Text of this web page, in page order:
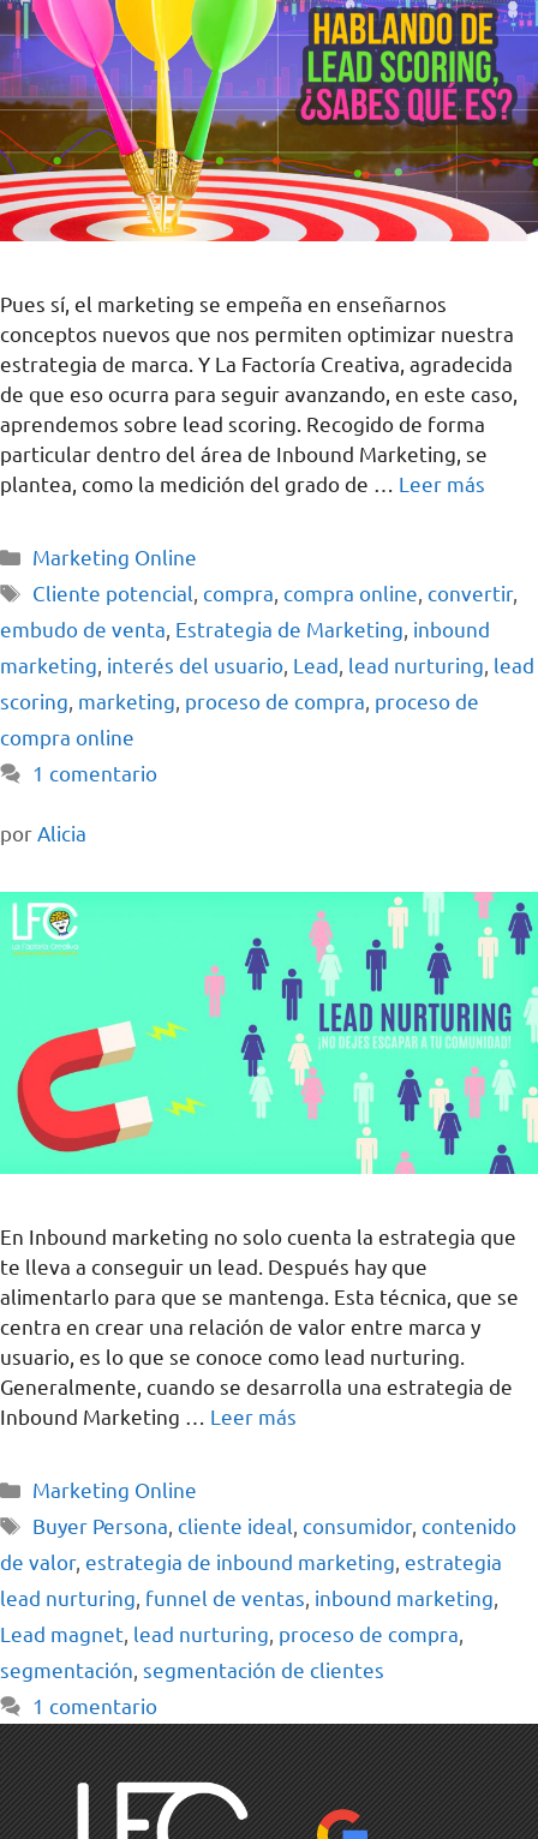
Pues sí, el marketing se empeña en enseñarnos
conceptos nuevos que nos permiten optimizar nuestra
estrategia de marca. Y La Factoría Creativa, agradecida
de que eso ocurra para seguir avanzando, en este caso,
aprendemos sobre lead scoring. Recogido de forma
particular dentro del área de Inbound Marketing, se
plantea, como la medición del grado de … Leer más
Marketing Online
Cliente potencial ,compra ,compra online ,convertir,
embudo de venta Estrategia de Marketing inbound
marketing interés del usuario Lead lead nurturing lead
scoring marketing proceso de compra proceso de
compra online
1 comentario
por Alicia
En Inbound marketing no solo cuenta la estrategia que
te lleva a conseguir un lead. Después hay que
alimentarlo para que se mantenga. Esta técnica, que se
centra en crear una relación de valor entre marca y
usuario, es lo que se conoce como lead nurturing.
Generalmente, cuando se desarrolla una estrategia de
Inbound Marketing … Leer más
Marketing Online
Buyer Persona,cliente ideal,consumidor,contenido
de valor, estrategia de inbound marketing, estrategia
lead nurturing, funnel de ventas, inbound marketing,
Lead magnet, lead nurturing, proceso de compra,
segmentación, segmentación de clientes
1 comentario